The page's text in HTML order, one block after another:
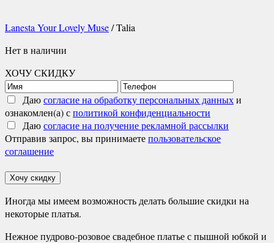
Lanesta Your Lovely Muse/ Talia
Нет в наличии
ХОЧУ СКИДКУ
Даюсогласие на обработку персональных данныхи
ознакомлен(а) сполитикой конфиденциальности
Даюсогласие на получение рекламной рассылки
Отправив запрос, вы принимаетепользовательское
соглашение
Хочу скидку
Иногда мы имеем возможность делать большие скидки на
некоторые платья.
Нежное пудрово-розовое свадебное платье с пышной юбкой и